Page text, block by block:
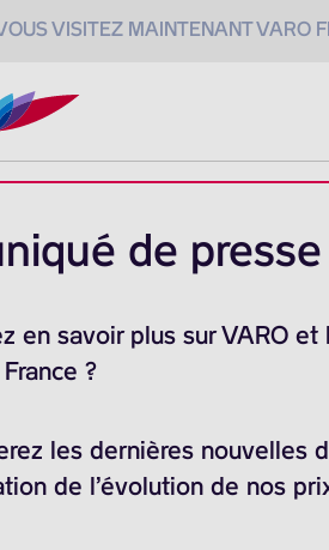
VISITEZ MAINTENANT VARO
de presse
en savoir plus sur VARO
?
les dernières nouvelles
de l’évolution de nos